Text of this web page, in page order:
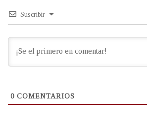
Suscribir
0 COMENTARIOS